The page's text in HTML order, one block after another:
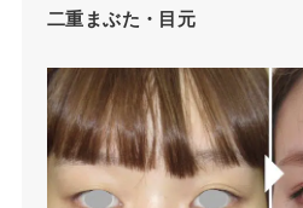
二重まぶた・目元